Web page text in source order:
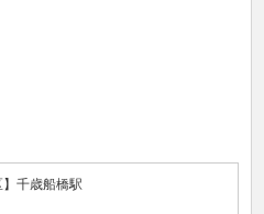
】千歳船橋駅